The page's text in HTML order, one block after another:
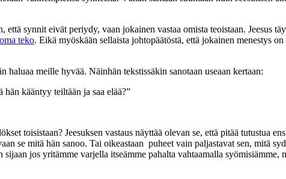
synnit eivät periydy, vaan jokainen vastaa omista teoistaan. Jeesus
teko. Eikä myöskään sellaista johtopäätöstä, että jokainen menestys
haluaa meille hyvää. Näinhän tekstissäkin sanotaan useaan kertaan:
kääntyy teiltään ja saa elää?”
toisistaan? Jeesuksen vastaus näyttää olevan se, että pitää tutustua
se mitä hän sanoo. Tai oikeastaan puheet vain paljastavat sen, mitä
jos yritämme varjella itseämme pahalta vahtaamalla syömisiämme,